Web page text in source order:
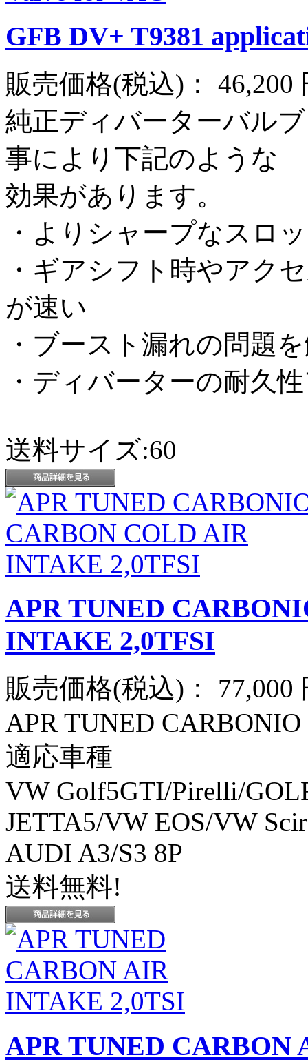
GFB DV+ T9381
販売価格(税込)： 46,200
純正ディバーターバル
事により下記のような
効果があります。
・よりシャープなスロ
・ギアシフト時やアク
が速い
・ブースト漏れの問題
・ディバーターの耐久
送料サイズ:60
APR TUNED
INTAKE 2,0TFSI
販売価格(税込)： 77,000
APR TUNED
適応車種
VW Golf5GTI/Pirelli/
JETTA5/VW EOS/VW
AUDI A3/S3 8P
送料無料!
APR TUNED CARBON